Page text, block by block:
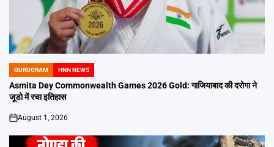
POSTED
IN
GURUGRAM HNN NEWS
Asmita Dey Commonwealth Games 2026 Gold: गाजियाबाद की दरोगा ने
जूडो में रचा इतिहास
on
August 1, 2026